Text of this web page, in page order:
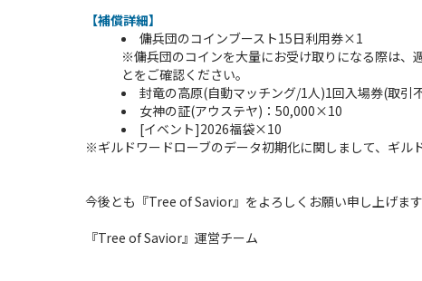
【補償詳細】
傭兵団のコインブースト15日利用券×1
※傭兵団のコインを大量にお受け取りになる際は、
とをご確認ください。
封竜の高原(自動マッチング/1人)1回入場券(取引
女神の証(アウステヤ)：50,000×10
[イベント]2026福袋×10
※ギルドワードローブのデータ初期化に関しまして、ギル
今後とも『Tree of Savior』をよろしくお願い申し上げます
『Tree of Savior』運営チーム